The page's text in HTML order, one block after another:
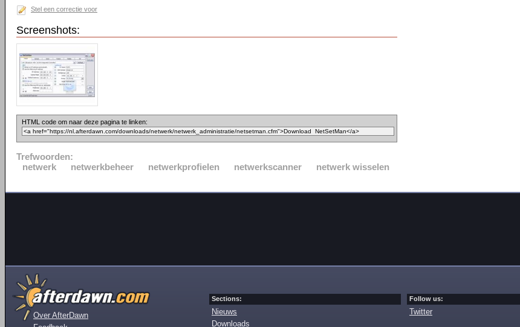
Stel een correctie voor
Screenshots:
HTML code om naar deze pagina te linken:
Trefwoorden:
netwerk
netwerkbeheer netwerkprofielen netwerkscanner netwerk wisselen
Over AfterDawn
Sections:
Nieuws
Downloads
Follow us:
Twitter